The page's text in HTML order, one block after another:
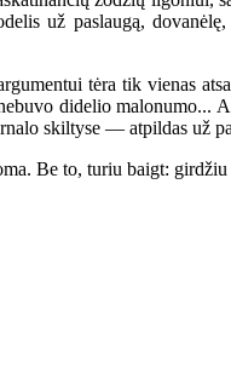
už paslaugą,
tėra tik vienas
didelio malonumo...
skiltyse — atpildas už
Be to, turiu baigt: girdžiu